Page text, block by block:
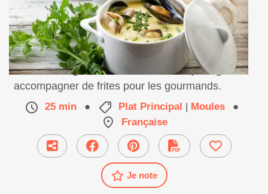
Une recette gourmande de moules à partager ! A
accompagner de frites pour les gourmands.
25 min ● Plat Principal | Moules
●
Française
Je note